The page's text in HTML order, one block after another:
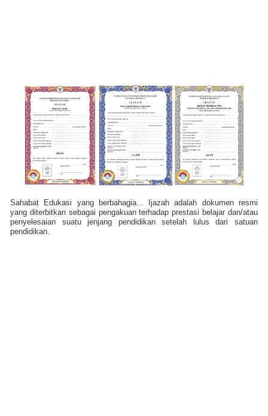
Sahabat Edukasi yang berbahagia... Ijazah adalah dokumen resmi
yang diterbitkan sebagai pengakuan terhadap prestasi belajar dan/atau
penyelesaian suatu jenjang pendidikan setelah lulus dari satuan
pendidikan.